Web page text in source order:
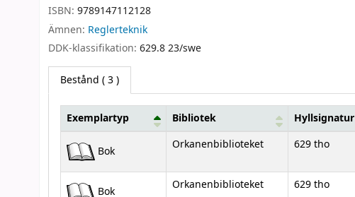
ISBN: 9789147112128
Ämnen: Reglerteknik
DDK-klassifikation: 629.8 23/swe
Bestånd ( 3 )
Bestånd
Exemplartyp Bibliotek Hyllsignatur
Bok Orkanenbiblioteket 629 tho
Bok Orkanenbiblioteket 629 tho